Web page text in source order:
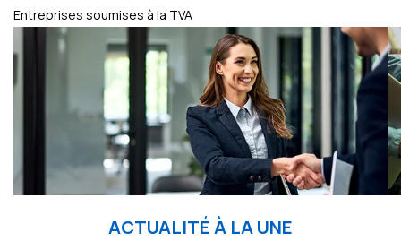
Entreprises soumises à la TVA
ACTUALITÉ À LA UNE